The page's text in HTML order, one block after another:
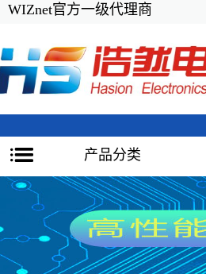
WIZnet官方一级代理商
产品分类